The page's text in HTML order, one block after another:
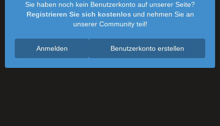
Sie haben noch kein Benutzerkonto auf unserer Seite?
Registrieren Sie sich kostenlos und nehmen Sie an
unserer Community teil!
Benutzerkonto erstellen
Anmelden